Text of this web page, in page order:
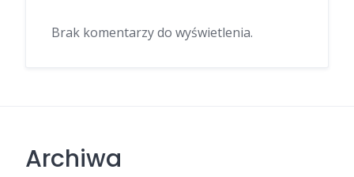
Brak komentarzy do wyświetlenia.
Archiwa